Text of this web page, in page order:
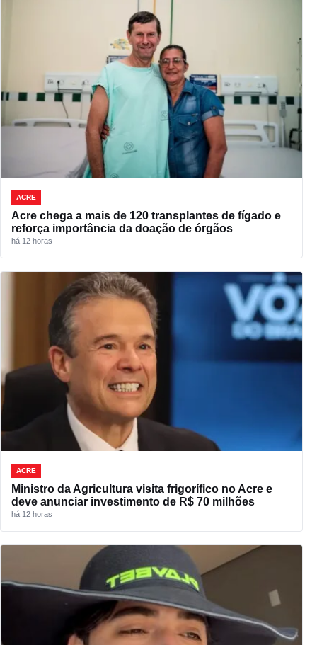
ACRE
Acre chega a mais de 120 transplantes de fígado e
reforça importância da doação de órgãos
há 12 horas
ACRE
Ministro da Agricultura visita frigorífico no Acre e
deve anunciar investimento de R$ 70 milhões
há 12 horas